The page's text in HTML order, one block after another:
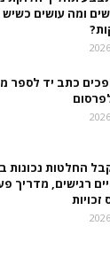
ומה עושים כשיש
כתב יד לספר
החלטות נכונות
רגישים, מדריך
זכויות